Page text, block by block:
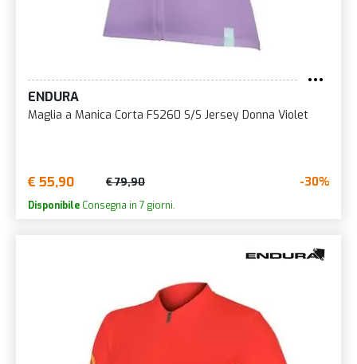
ENDURA
Maglia a Manica Corta FS260 S/S Jersey Donna Violet
€ 55,90 € 79,90 -30%
Disponibile Consegna in 7 giorni.